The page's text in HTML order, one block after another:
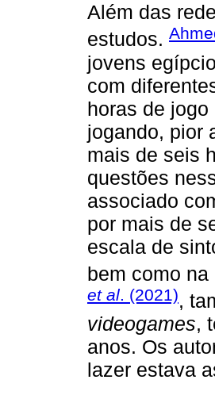
Além das
estudos.
jovens
com
horas de
jogando, pior
mais de seis
questões
associado
por mais de
escala de
bem como
et al. (2021),
videogames,
anos. Os
lazer estava